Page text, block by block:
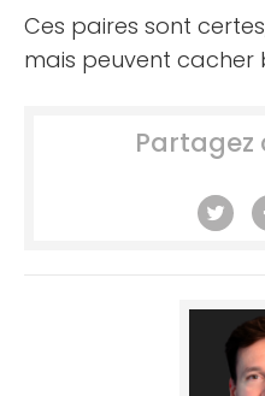
Ces paires sont
mais peuvent cacher
Partagez